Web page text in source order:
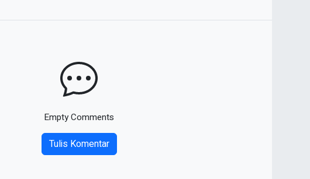
Empty Comments
Tulis Komentar